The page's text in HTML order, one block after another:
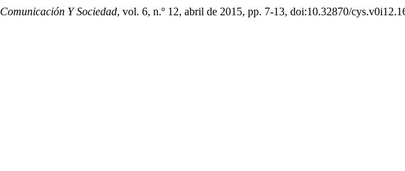
Comunicación Y Sociedad, vol. 6, n.º 12, abril de 2015, pp. 7-13, doi:10.32870/